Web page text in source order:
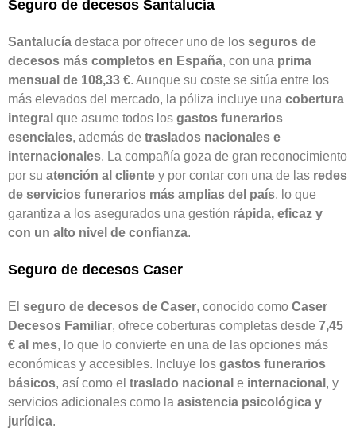
Seguro de decesos Santalucía
Santalucía destaca por ofrecer uno de los seguros de
decesos más completos en España, con una prima
mensual de 108,33 €. Aunque su coste se sitúa entre los
más elevados del mercado, la póliza incluye una cobertura
integral que asume todos los gastos funerarios
esenciales, además de traslados nacionales e
internacionales. La compañía goza de gran reconocimiento
por su atención al cliente y por contar con una de las redes
de servicios funerarios más amplias del país, lo que
garantiza a los asegurados una gestión rápida, eficaz y
con un alto nivel de confianza.
Seguro de decesos Caser
El seguro de decesos de Caser, conocido como Caser
Decesos Familiar, ofrece coberturas completas desde 7,45
€ al mes, lo que lo convierte en una de las opciones más
económicas y accesibles. Incluye los gastos funerarios
básicos, así como el traslado nacional e internacional , y
servicios adicionales como la asistencia psicológica y
jurídica.